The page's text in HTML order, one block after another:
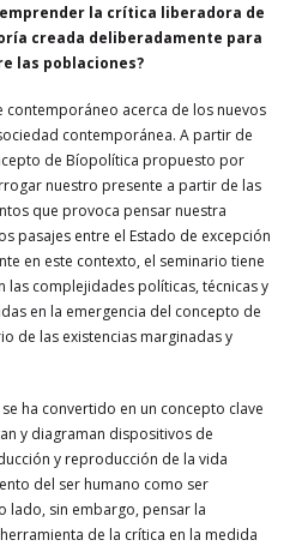
la crítica liberadora de
creada deliberadamente para
las poblaciones?
contemporáneo acerca de los nuevos
contemporánea. A partir de
de Bíopolítica propuesto por
nuestro presente a partir de las
que provoca pensar nuestra
pasajes entre el Estado de excepción
en este contexto, el seminario tiene
las complejidades políticas, técnicas y
en la emergencia del concepto de
de las existencias marginadas y
ha convertido en un concepto clave
y diagraman dispositivos de
y reproducción de la vida
del ser humano como ser
lado, sin embargo, pensar la
de la crítica en la medida